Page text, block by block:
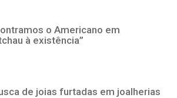
o Americano em
à existência”
de joias furtadas em joalherias